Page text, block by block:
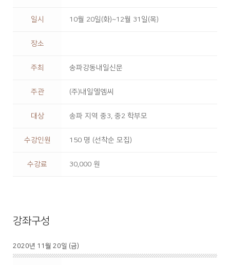
일시 10월 20일(화)~12월 31일(목)
장소
주최 송파강동내일신문
주관 (주)내일엘엠씨
대상 송파 지역 중3, 중2 학부모
수강인원 150 명 (선착순 모집)
수강료 30,000 원
강좌구성
2020년 11월 20일 (금)